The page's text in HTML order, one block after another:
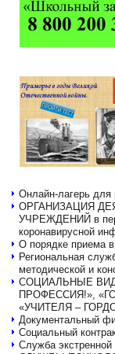
Онлайн-лагерь для
ОРГАНИЗАЦИЯ
УЧРЕЖДЕНИЙ в
коронавирусной
О порядке приема в
Региональная
методической и
СОЦИАЛЬНЫЕ
ПРОФЕССИЯ!»,
«УЧИТЕЛЯ –
Документальный
Социальный
Служба